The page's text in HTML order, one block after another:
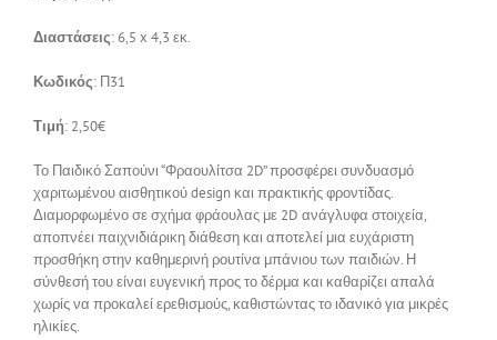
Διαστάσεις: 6,5 x 4,3 εκ.
Κωδικός: Π31
Τιμή: 2,50€
Το Παιδικό Σαπούνι “Φραουλίτσα 2D” προσφέρει συνδυασμό
χαριτωμένου αισθητικού design και πρακτικής φροντίδας.
Διαμορφωμένο σε σχήμα φράουλας με 2D ανάγλυφα στοιχεία,
αποπνέει παιχνιδιάρικη διάθεση και αποτελεί μια ευχάριστη
προσθήκη στην καθημερινή ρουτίνα μπάνιου των παιδιών. Η
σύνθεσή του είναι ευγενική προς το δέρμα και καθαρίζει απαλά
χωρίς να προκαλεί ερεθισμούς, καθιστώντας το ιδανικό για μικρές
ηλικίες.